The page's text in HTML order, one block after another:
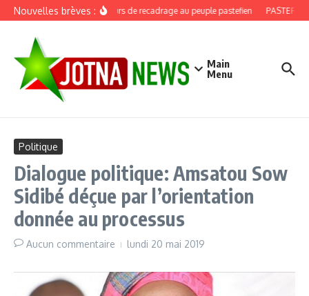
Aller au contenu
Nouvelles brèves :Discours de recadrage au peuple pastefien PASTEF,
Main
Menu
Politique
Dialogue politique: Amsatou Sow
Sidibé déçue par l’orientation
donnée au processus
Aucun commentaire lundi 20 mai 2019